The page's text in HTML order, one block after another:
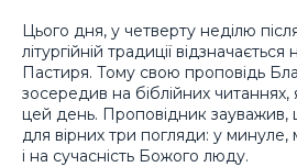
Цього дня, у четверту неділю
літургійній традиції
Пастиря. Тому свою проповідь
зосередив на біблійних
цей день. Проповідник
для вірних три погляди: у
і на сучасність Божого люду.